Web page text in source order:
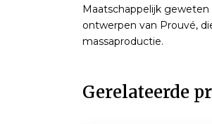
Maatschappelijk
ontwerpen van Prouvé,
massaproductie.
Gerelateerde